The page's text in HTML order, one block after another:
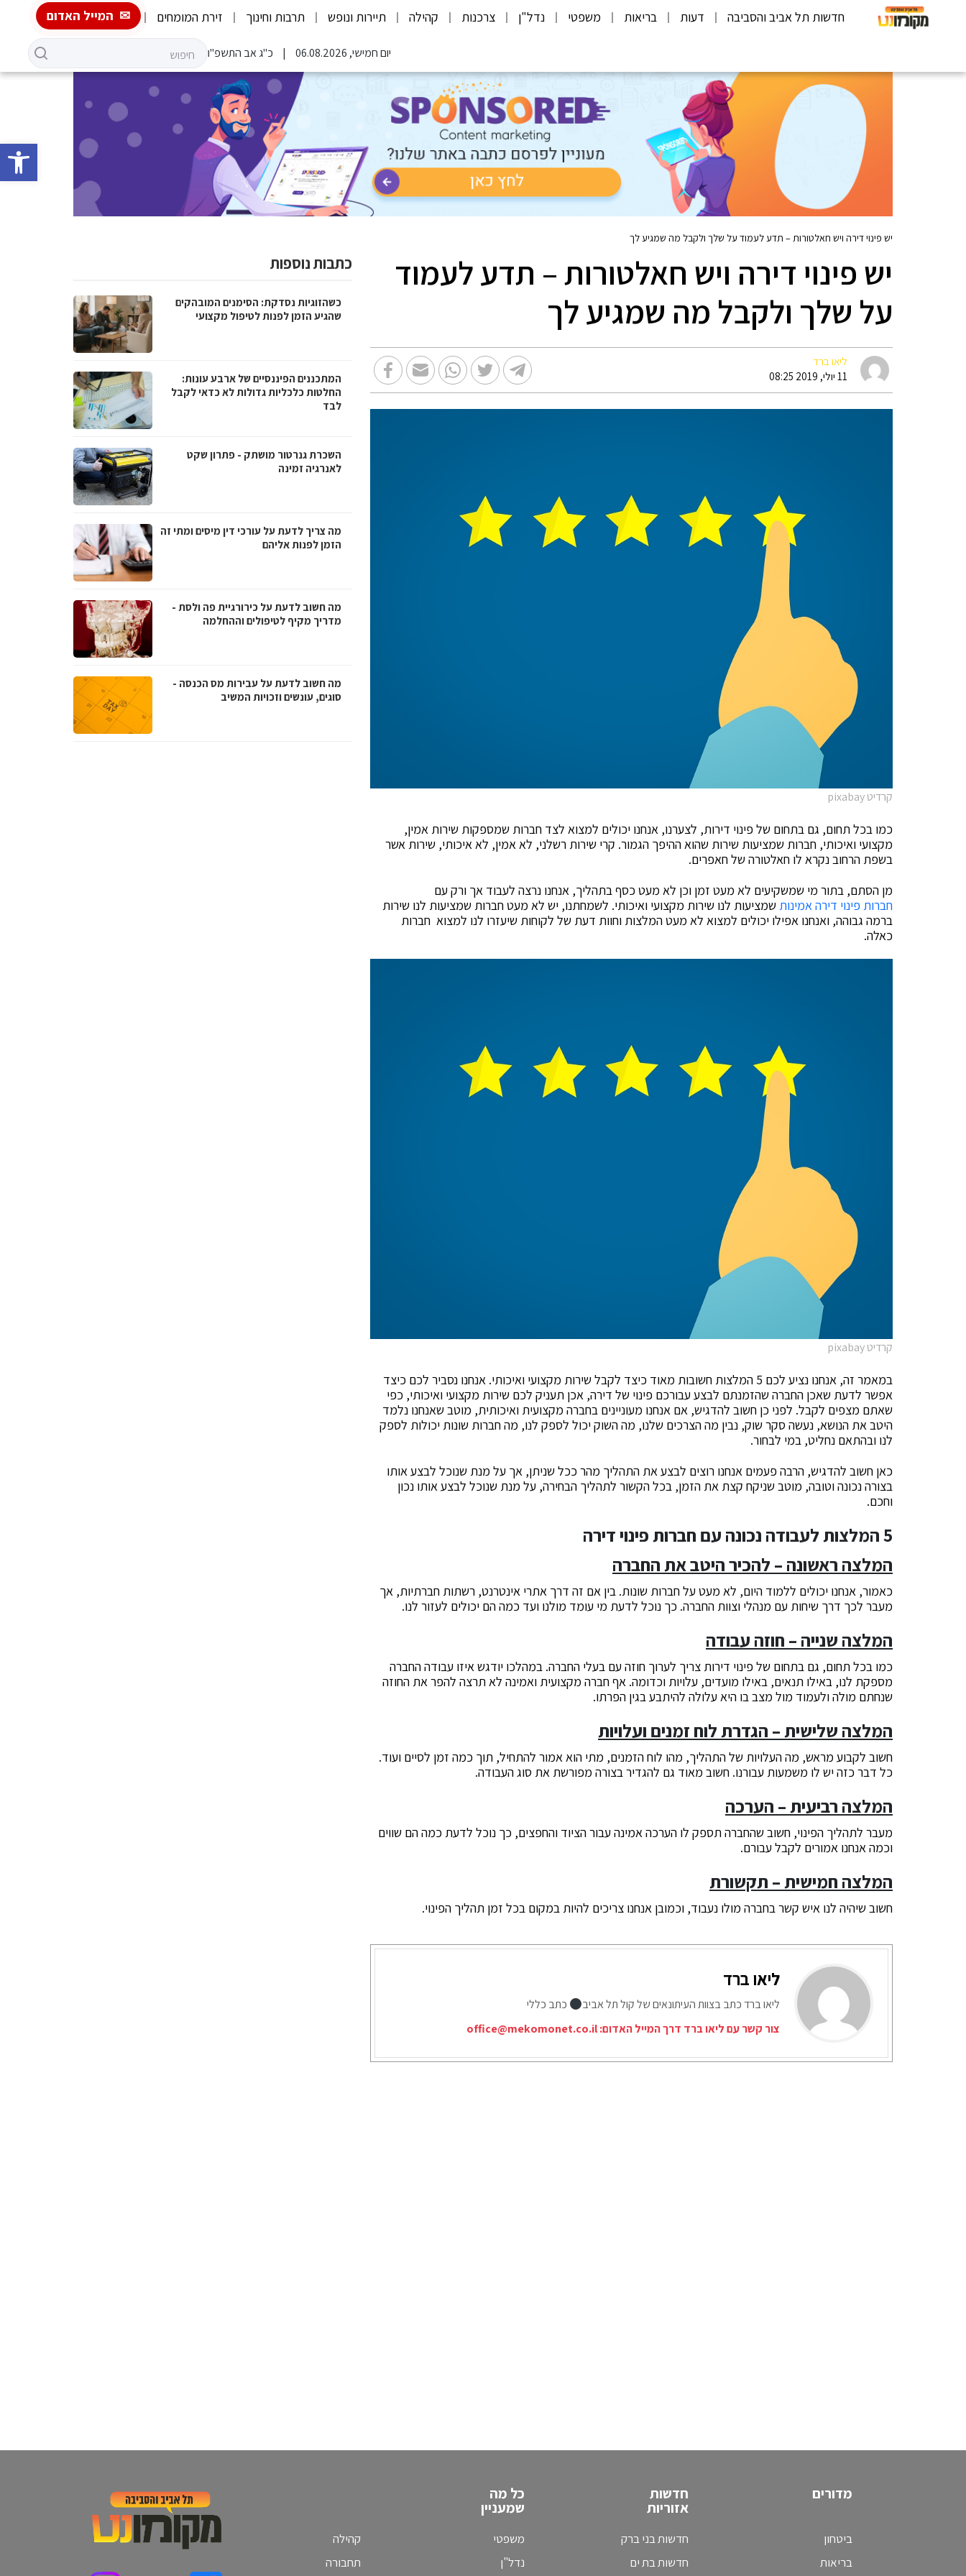
פתח
חדשות תל אביב והסביבה דעות בריאות משפטי נדל"ן צרכנות קהילה תיירות ונופש תרבות וחינוך זירת המומחים המייל האדום
יום חמישי, 06.08.2026 כ"ג אב התשפ"ו
יש פינוי דירה ויש חאלטורות – תדע לעמוד על שלך ולקבל מה שמגיע לך
יש פינוי דירה ויש חאלטורות – תדע לעמוד
על שלך ולקבל מה שמגיע לך
ליאו ברד
11 יולי, 2019 08:25
קרדיט pixabay
כמו בכל תחום, גם בתחום של פינוי דירות, לצערנו, אנחנו יכולים למצוא לצד חברות שמספקות שירות אמין,
מקצועי ואיכותי, חברות שמציעות שירות שהוא ההיפך הגמור. קרי שירות רשלני, לא אמין, לא איכותי, שירות אשר
בשפת הרחוב נקרא לו חאלטורה של חאפרים.
מן הסתם, בתור מי שמשקיעים לא מעט זמן וכן לא מעט כסף בתהליך, אנחנו נרצה לעבוד אך ורק עם
חברות פינוי דירה אמינות שמציעות לנו שירות מקצועי ואיכותי. לשמחתנו, יש לא מעט חברות שמציעות לנו שירות
ברמה גבוהה, ואנחנו אפילו יכולים למצוא לא מעט המלצות וחוות דעת של לקוחות שיעזרו לנו למצוא חברות
כאלה.
קרדיט pixabay
במאמר זה, אנחנו נציע לכם 5 המלצות חשובות מאוד כיצד לקבל שירות מקצועי ואיכותי. אנחנו נסביר לכם כיצד
אפשר לדעת שאכן החברה שהזמנתם לבצע עבורכם פינוי של דירה, אכן תעניק לכם שירות מקצועי ואיכותי, כפי
שאתם מצפים לקבל. לפני כן חשוב להדגיש, אם אנחנו מעוניינים בחברה מקצועית ואיכותית, מוטב שאנחנו נלמד
היטב את הנושא, נעשה סקר שוק, נבין מה הצרכים שלנו, מה השוק יכול לספק לנו, מה חברות שונות יכולות לספק
לנו ובהתאם נחליט, במי לבחור.
כאן חשוב להדגיש, הרבה פעמים אנחנו רוצים לבצע את התהליך מהר ככל שניתן, אך על מנת שנוכל לבצע אותו
בצורה נכונה וטובה, מוטב שניקח קצת את הזמן, בכל הקשור לתהליך הבחירה, על מנת שנוכל לבצע אותו נכון
וחכם.
5 המלצות לעבודה נכונה עם חברות פינוי דירה
המלצה ראשונה – להכיר היטב את החברה
כאמור, אנחנו יכולים ללמוד היום, לא מעט על חברות שונות. בין אם זה דרך אתרי אינטרנט, רשתות חברתיות, אך
מעבר לכך דרך שיחות עם מנהלי וצוות החברה. כך נוכל לדעת מי עומד מולנו ועד כמה הם יכולים לעזור לנו.
המלצה שנייה – חוזה עבודה
כמו בכל תחום, גם בתחום של פינוי דירות צריך לערוך חוזה עם בעלי החברה. במהלכו יודגש איזו עבודה החברה
מספקת לנו, באילו תנאים, באילו מועדים, עלויות וכדומה. אף חברה מקצועית ואמינה לא תרצה להפר את החוזה
שנחתם מולה ולעמוד מול מצב בו היא עלולה להיתבע בגין הפרתו.
המלצה שלישית – הגדרת לוח זמנים ועלויות
חשוב לקבוע מראש, מה העלויות של התהליך, מהו לוח הזמנים, מתי הוא אמור להתחיל, תוך כמה זמן לסיים ועוד.
כל דבר כזה יש לו משמעות עבורנו. חשוב מאוד גם להגדיר בצורה מפורשת את סוג העבודה.
המלצה רביעית – הערכה
מעבר לתהליך הפינוי, חשוב שהחברה תספק לו הערכה אמינה עבור הציוד והחפצים, כך נוכל לדעת כמה הם שווים
וכמה אנחנו אמורים לקבל עבורם.
המלצה חמישית – תקשורת
חשוב שיהיה לנו איש קשר בחברה מולו נעבוד, וכמובן אנחנו צריכים להיות במקום בכל זמן תהליך הפינוי.
ליאו ברד
ליאו ברד כתב בצוות העיתונאים של קול תל אביב
כתב כללי
צור קשר עם ליאו ברד דרך המייל האדום:office@mekomonet.co.il
כתבות נוספות
כשהזוגיות נסדקת: הסימנים המובהקים
שהגיע הזמן לפנות לטיפול מקצועי
המתכננים הפיננסיים של ארבע עונות:
החלטות כלכליות גדולות לא כדאי לקבל
לבד
השכרת גנרטור מושתק - פתרון שקט
לאנרגיה זמינה
מה צריך לדעת על עורכי דין מיסים ומתי זה
הזמן לפנות אליהם
מה חשוב לדעת על כירורגיית פה ולסת -
מדריך מקיף לטיפולים וההחלמה
מה חשוב לדעת על עבירות מס הכנסה -
סוגים, עונשים וזכויות המשיב
מדורים
ביטחון
בריאות
חדשות
אזוריות
חדשות בני ברק
חדשות בת ים
כל מה
שמעניין
משפטי
נדל"ן
קהילה
תחבורה